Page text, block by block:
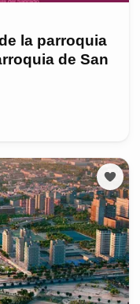
la parroquia
de San